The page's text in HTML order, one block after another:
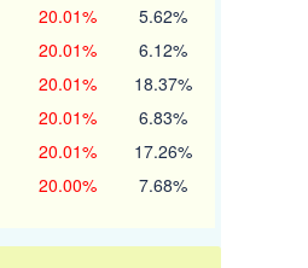
20.01% 5.62%
20.01% 6.12%
20.01% 18.37%
20.01% 6.83%
20.01% 17.26%
20.00% 7.68%